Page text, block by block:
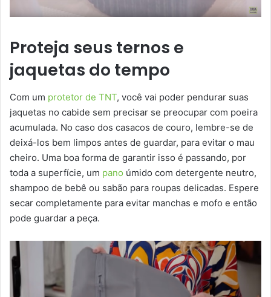
Proteja seus ternos e
jaquetas do tempo
Com um protetor de TNT, você vai poder pendurar suas
jaquetas no cabide sem precisar se preocupar com poeira
acumulada. No caso dos casacos de couro, lembre-se de
deixá-los bem limpos antes de guardar, para evitar o mau
cheiro. Uma boa forma de garantir isso é passando, por
toda a superfície, um pano úmido com detergente neutro,
shampoo de bebê ou sabão para roupas delicadas. Espere
secar completamente para evitar manchas e mofo e então
pode guardar a peça.